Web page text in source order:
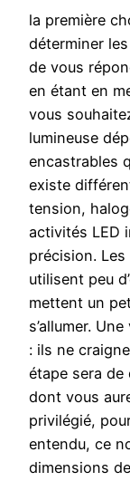
la première
déterminer
de vous
en étant en
vous
lumineuse
encastrables
existe
tension,
activités LED
précision.
utilisent peu
mettent un
s’allumer.
: ils ne
étape sera de
dont vous
privilégié,
entendu, ce
dimensions